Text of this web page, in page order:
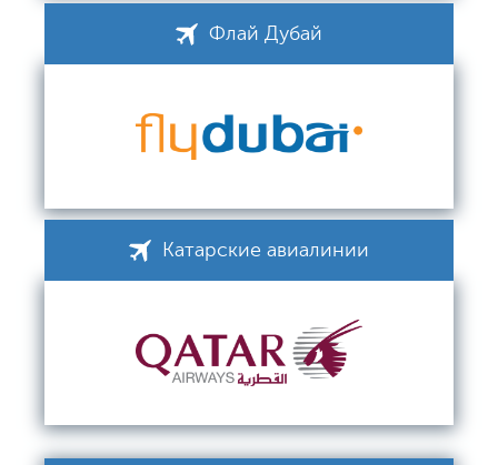
Флай Дубай
Катарские авиалинии